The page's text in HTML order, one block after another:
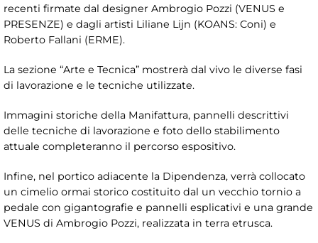
recenti firmate dal designer Ambrogio Pozzi (VENUS e
PRESENZE) e dagli artisti Liliane Lijn (KOANS: Coni) e
Roberto Fallani (ERME).
La sezione “Arte e Tecnica” mostrerà dal vivo le diverse fasi
di lavorazione e le tecniche utilizzate.
Immagini storiche della Manifattura, pannelli descrittivi
delle tecniche di lavorazione e foto dello stabilimento
attuale completeranno il percorso espositivo.
Infine, nel portico adiacente la Dipendenza, verrà collocato
un cimelio ormai storico costituito dal un vecchio tornio a
pedale con gigantografie e pannelli esplicativi e una grande
VENUS di Ambrogio Pozzi, realizzata in terra etrusca.